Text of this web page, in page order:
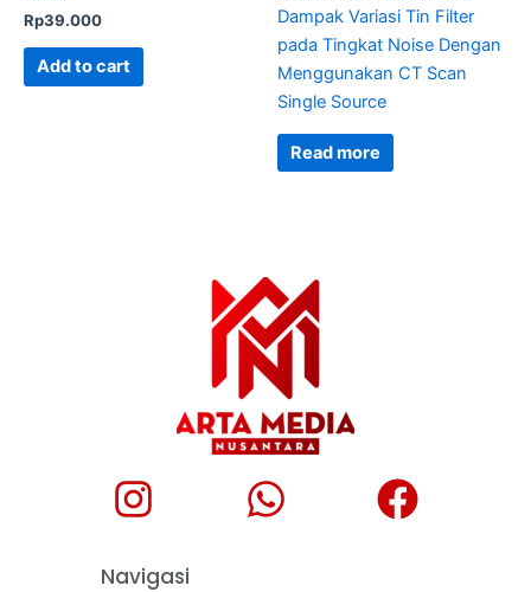
Rp39.000
Add to cart
Dampak Variasi Tin Filter
pada Tingkat Noise Dengan
Menggunakan CT Scan
Single Source
Read more
Navigasi